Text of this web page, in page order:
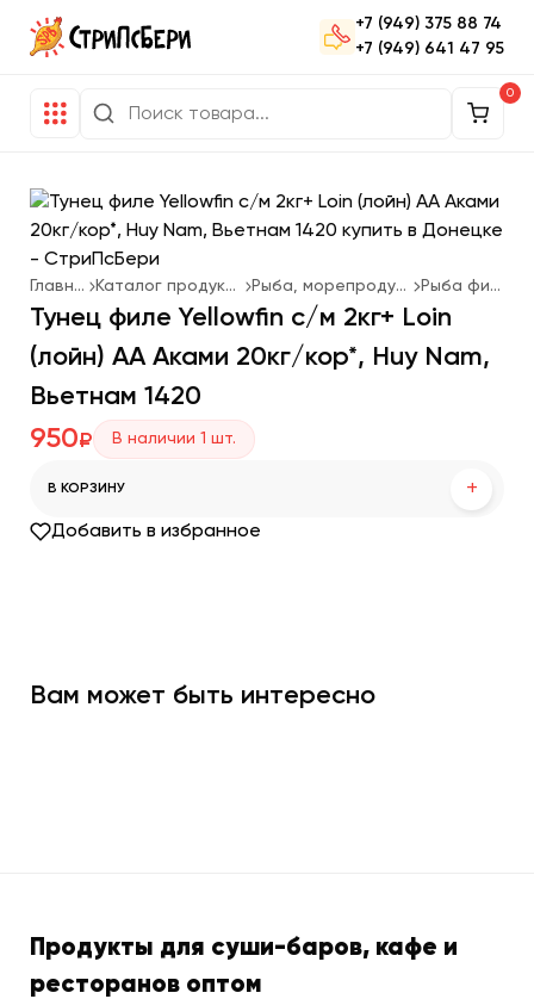
+7 (949) 375 88 74
+7 (949) 641 47 95
0
Главная Каталог продукции Рыба, морепродукты Рыба филе
Тунец филе Yellowfin с/м 2кг+ Loin
(лойн) АА Аками 20кг/кор*, Huy Nam,
Вьетнам 1420
950₽ В наличии 1 шт.
В КОРЗИНУ +
Добавить в избранное
Вам может быть интересно
Продукты для суши-баров, кафе и
ресторанов оптом